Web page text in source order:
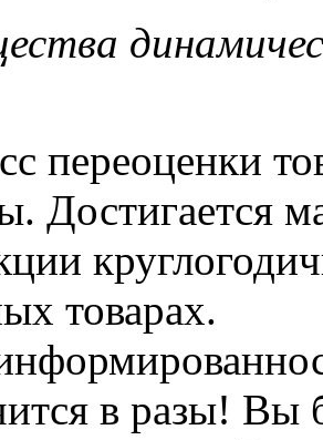
переоценки
Достигается
товарах.
в разы! Вы